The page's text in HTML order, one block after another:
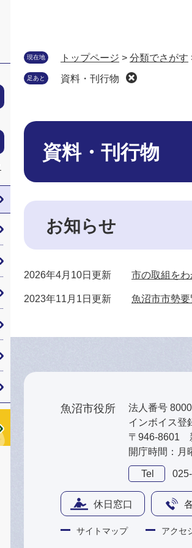
現在地 トップページ > 分類でさがす
足あと 資料・刊行物
本
資料・刊行物
お知らせ
2026年4月10日更新 市の取組を
2023年11月1日更新 魚沼市市勢要
魚沼市役所
法人番号
インボイス登
〒946-8601
開庁時間：月
Tel
休日窓口
サイトマップ アクセ